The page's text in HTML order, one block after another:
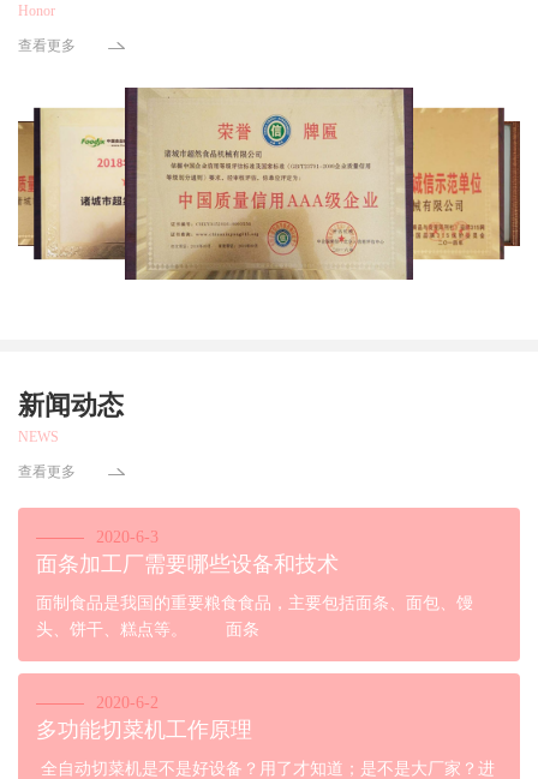
Honor
查看更多
新闻动态
NEWS
查看更多
2020-6-3
面条加工厂需要哪些设备和技术
面制食品是我国的重要粮食食品，主要包括面条、面包、馒
头、饼干、糕点等。 面条
2020-6-2
多功能切菜机工作原理
全自动切菜机是不是好设备？用了才知道；是不是大厂家？进